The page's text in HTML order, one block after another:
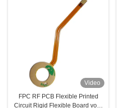
Video
FPC RF PCB Flexible Printed
Circuit Rigid Flexible Board voor